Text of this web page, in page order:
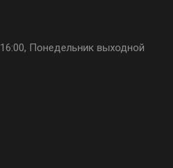
Понедельник выходной